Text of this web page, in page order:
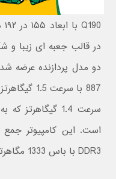
در قالب جعبه ای زیبا و
DDR3 با باس 1333 مگاهرتز را درون خود جای دهد.